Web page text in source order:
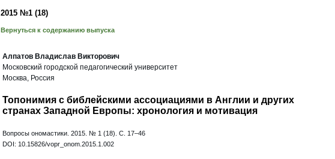
2015 №1 (18)
Вернуться к содержанию выпуска
Алпатов Владислав Викторович
Московский городской педагогический университет
Москва, Россия
Топонимия с библейскими ассоциациями в Англии и других
странах Западной Европы: хронология и мотивация
Вопросы ономастики. 2015. № 1 (18). C. 17–46
DOI: 10.15826/vopr_onom.2015.1.002